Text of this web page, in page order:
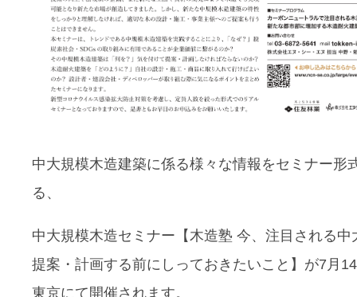
中大規模木造建築に係る様々な情報をセミナー形
る、
中大規模木造セミナー【木造塾 今、注目される中
提案・計画する前にしっておきたいこと】が7月
東京にて開催されます。